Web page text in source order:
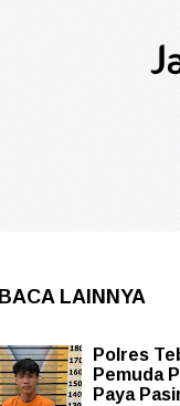
BACA LAINNYA
Polres
Pemuda
Paya